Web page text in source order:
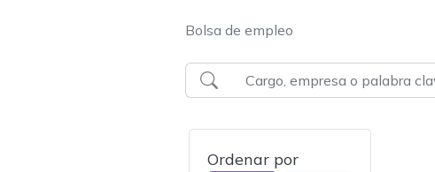
Bolsa de empleo
Ordenar por